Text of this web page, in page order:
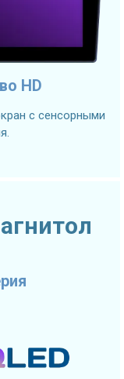
HD
с сенсорными